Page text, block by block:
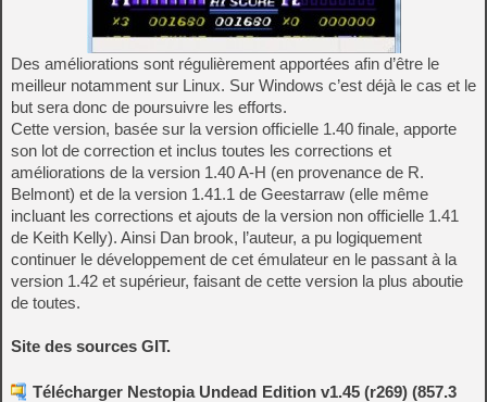
Des améliorations sont régulièrement apportées afin d’être le
meilleur notamment sur Linux. Sur Windows c’est déjà le cas et le
but sera donc de poursuivre les efforts.
Cette version, basée sur la version officielle 1.40 finale, apporte
son lot de correction et inclus toutes les corrections et
améliorations de la version 1.40 A-H (en provenance de R.
Belmont) et de la version 1.41.1 de Geestarraw (elle même
incluant les corrections et ajouts de la version non officielle 1.41
de Keith Kelly). Ainsi Dan brook, l’auteur, a pu logiquement
continuer le développement de cet émulateur en le passant à la
version 1.42 et supérieur, faisant de cette version la plus aboutie
de toutes.
Site des sources GIT.
Télécharger Nestopia Undead Edition v1.45 (r269) (857.3